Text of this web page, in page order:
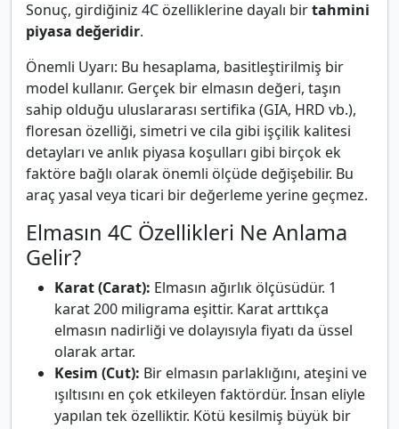
Sonuç, girdiğiniz 4C özelliklerine dayalı birtahmini
piyasa değeridir.
Önemli Uyarı: Bu hesaplama, basitleştirilmiş bir
model kullanır. Gerçek bir elmasın değeri, taşın
sahip olduğu uluslararası sertifika (GIA, HRD vb.),
floresan özelliği, simetri ve cila gibi işçilik kalitesi
detayları ve anlık piyasa koşulları gibi birçok ek
faktöre bağlı olarak önemli ölçüde değişebilir. Bu
araç yasal veya ticari bir değerleme yerine geçmez.
Elmasın 4C Özellikleri Ne Anlama
Gelir?
Karat (Carat): Elmasın ağırlık ölçüsüdür. 1
karat 200 miligrama eşittir. Karat arttıkça
elmasın nadirliği ve dolayısıyla fiyatı da üssel
olarak artar.
Kesim (Cut): Bir elmasın parlaklığını, ateşini ve
ışıltısını en çok etkileyen faktördür. İnsan eliyle
yapılan tek özelliktir. Kötü kesilmiş büyük bir